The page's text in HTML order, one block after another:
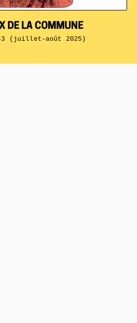
DE LA COMMUNE
(juillet-août 2025)